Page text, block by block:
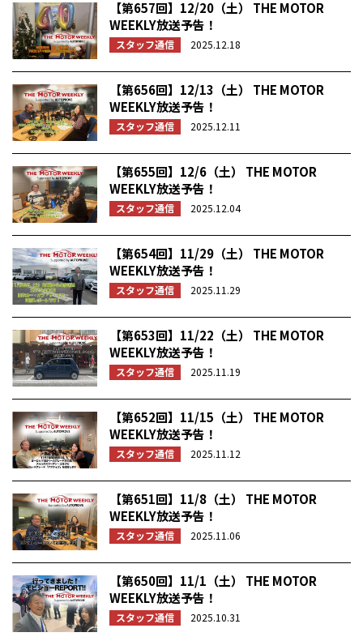
【第657回】12/20（土） THE MOTOR
WEEKLY放送予告！
スタッフ通信 2025.12.18
【第656回】12/13（土） THE MOTOR
WEEKLY放送予告！
スタッフ通信 2025.12.11
【第655回】12/6（土） THE MOTOR
WEEKLY放送予告！
スタッフ通信 2025.12.04
【第654回】11/29（土） THE MOTOR
WEEKLY放送予告！
スタッフ通信 2025.11.29
【第653回】11/22（土） THE MOTOR
WEEKLY放送予告！
スタッフ通信 2025.11.19
【第652回】11/15（土） THE MOTOR
WEEKLY放送予告！
スタッフ通信 2025.11.12
【第651回】11/8（土） THE MOTOR
WEEKLY放送予告！
スタッフ通信 2025.11.06
【第650回】11/1（土） THE MOTOR
WEEKLY放送予告！
スタッフ通信 2025.10.31